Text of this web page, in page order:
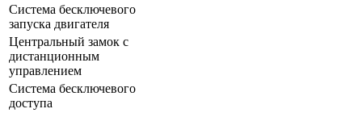
Система бесключевого
запуска двигателя
Центральный замок с
дистанционным
управлением
Система бесключевого
доступа